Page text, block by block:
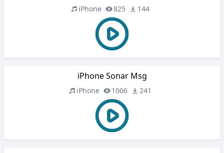
iPhone 825 144
iPhone Sonar Msg
iPhone 1006 241